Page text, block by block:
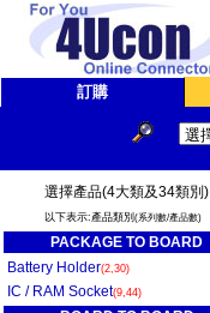
訂購
選擇產品(4大類及34類別)
以下表示:產品類別 (系列數/產品數)
PACKAGE TO BOARD
Battery Holder(2,30)
IC / RAM Socket(9,44)